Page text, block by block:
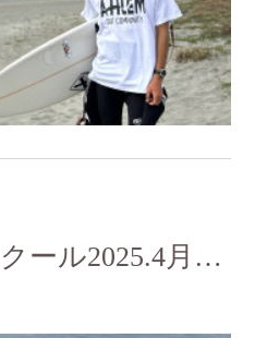
三浦 涼サーフスクール2025.4月のスケジュール